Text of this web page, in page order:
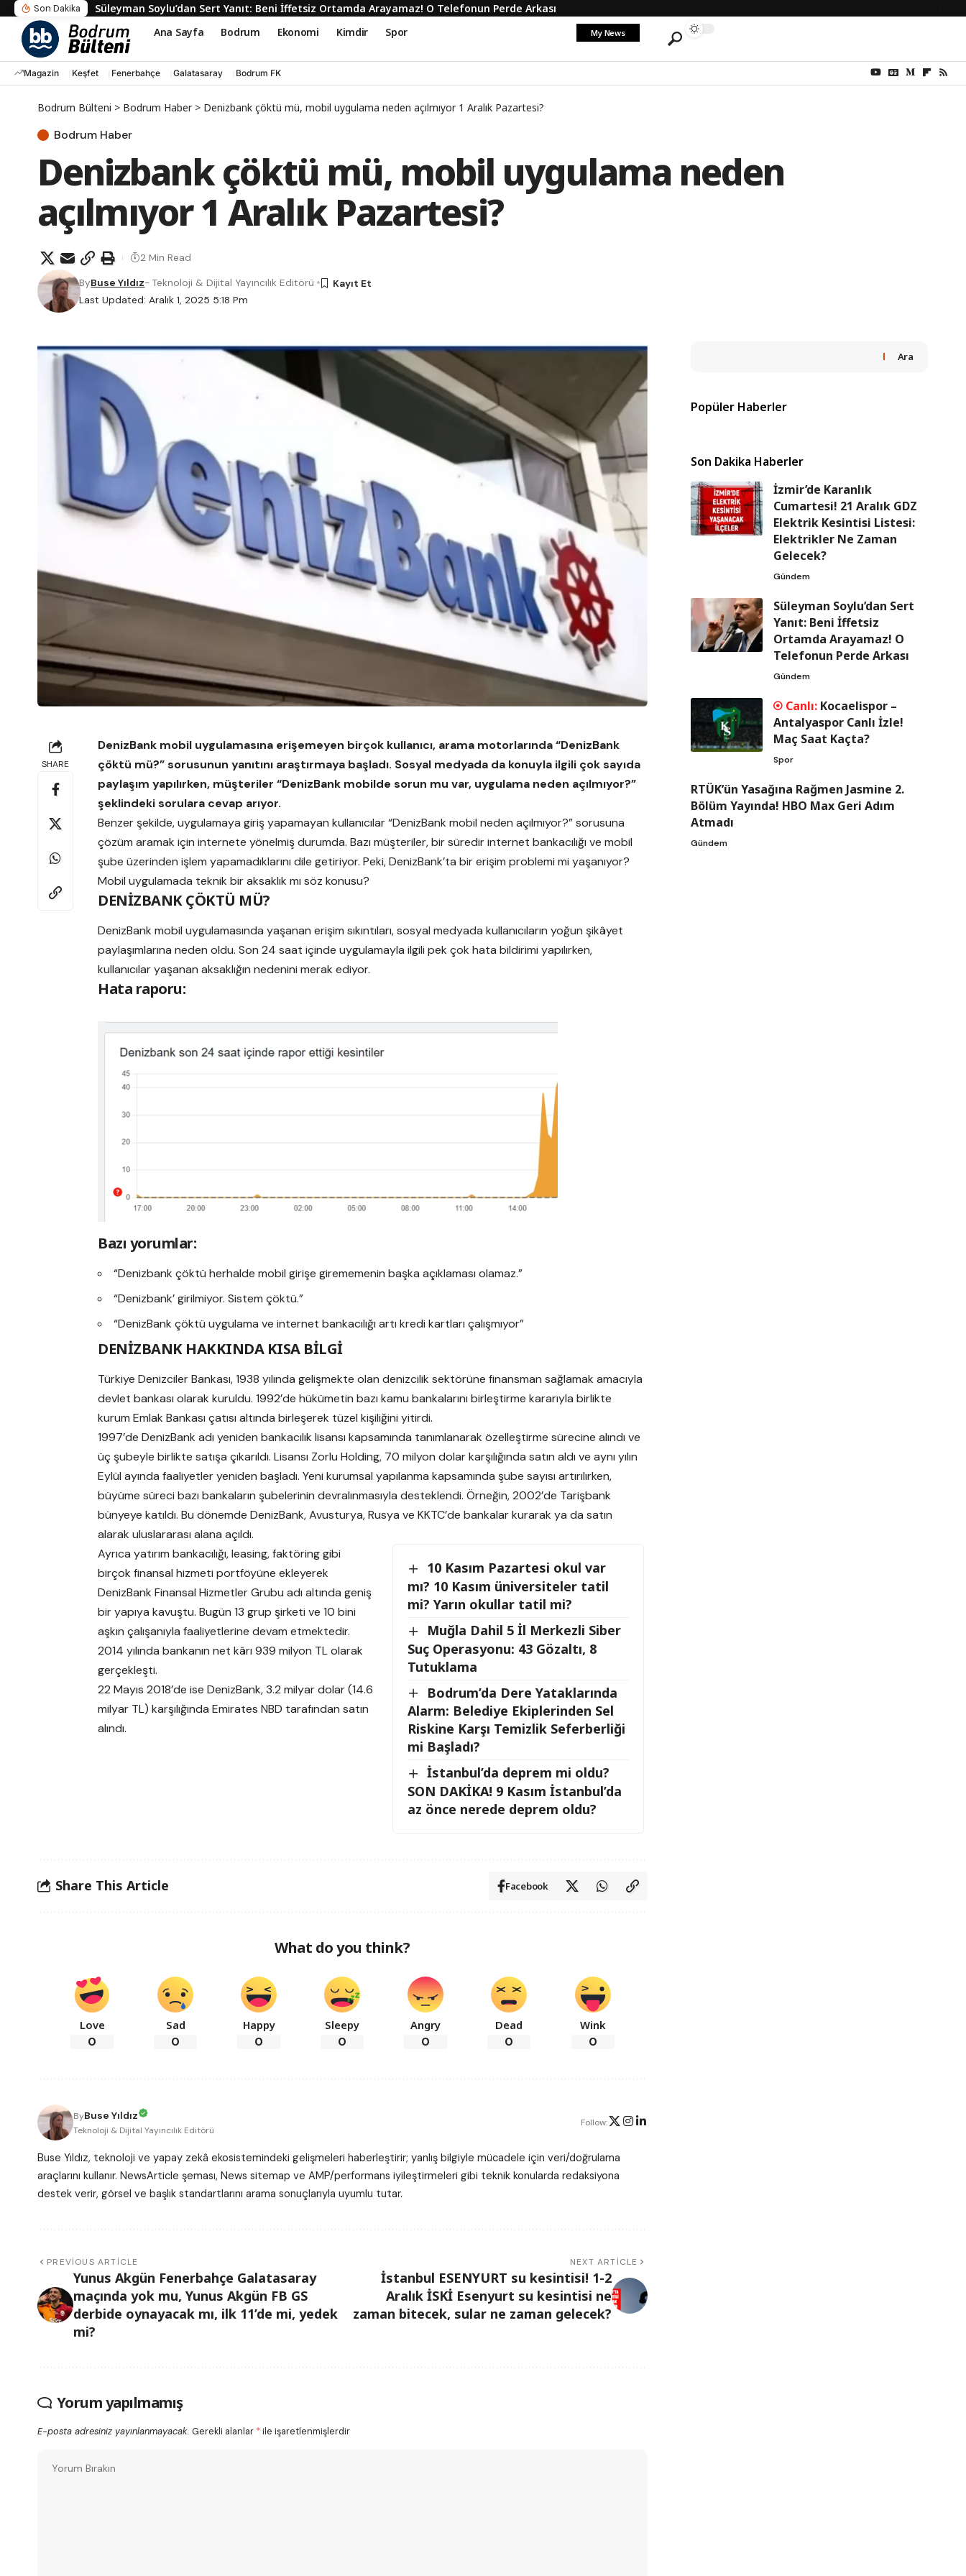
Son Dakika
Süleyman Soylu’dan Sert Yanıt: Beni İffetsiz Ortamda Arayamaz! O Telefonun Perde Arkası
Ana Sayfa
Bodrum Ekonomi Kimdir Spor My News
Magazin Keşfet Fenerbahçe Galatasaray Bodrum FK
Bodrum Bülteni > Bodrum Haber> Denizbank çöktü mü, mobil uygulama neden açılmıyor 1 Aralık Pazartesi?
Bodrum Haber
Denizbank çöktü mü, mobil uygulama neden
açılmıyor 1 Aralık Pazartesi?
Last Updated: Aralık 1, 2025 5:18 Pm
ByBuse Yıldız- Teknoloji & Dijital Yayıncılık Editörü
2 Min Read
SHARE
DenizBank mobil uygulamasına erişemeyen birçok kullanıcı, arama motorlarında “DenizBank
çöktü mü?” sorusunun yanıtını araştırmaya başladı. Sosyal medyada da konuyla ilgili çok sayıda
paylaşım yapılırken, müşteriler “DenizBank mobilde sorun mu var, uygulama neden açılmıyor?”
şeklindeki sorulara cevap arıyor.
Benzer şekilde, uygulamaya giriş yapamayan kullanıcılar “DenizBank mobil neden açılmıyor?” sorusuna
çözüm aramak için internete yönelmiş durumda. Bazı müşteriler, bir süredir internet bankacılığı ve mobil
şube üzerinden işlem yapamadıklarını dile getiriyor. Peki, DenizBank’ta bir erişim problemi mi yaşanıyor?
Mobil uygulamada teknik bir aksaklık mı söz konusu?
DENİZBANK ÇÖKTÜ MÜ?
DenizBank mobil uygulamasında yaşanan erişim sıkıntıları, sosyal medyada kullanıcıların yoğun şikâyet
paylaşımlarına neden oldu. Son 24 saat içinde uygulamayla ilgili pek çok hata bildirimi yapılırken,
kullanıcılar yaşanan aksaklığın nedenini merak ediyor.
Hata raporu:
Bazı yorumlar:
“Denizbank çöktü herhalde mobil girişe girememenin başka açıklaması olamaz.”
“Denizbank’ girilmiyor. Sistem çöktü.”
“DenizBank çöktü uygulama ve internet bankacılığı artı kredi kartları çalışmıyor”
DENİZBANK HAKKINDA KISA BİLGİ
Türkiye Denizciler Bankası, 1938 yılında gelişmekte olan denizcilik sektörüne finansman sağlamak amacıyla
devlet bankası olarak kuruldu. 1992’de hükümetin bazı kamu bankalarını birleştirme kararıyla birlikte
kurum Emlak Bankası çatısı altında birleşerek tüzel kişiliğini yitirdi.
1997’de DenizBank adı yeniden bankacılık lisansı kapsamında tanımlanarak özelleştirme sürecine alındı ve
üç şubeyle birlikte satışa çıkarıldı. Lisansı Zorlu Holding, 70 milyon dolar karşılığında satın aldı ve aynı yılın
Eylül ayında faaliyetler yeniden başladı. Yeni kurumsal yapılanma kapsamında şube sayısı artırılırken,
büyüme süreci bazı bankaların şubelerinin devralınmasıyla desteklendi. Örneğin, 2002’de Tarişbank
bünyeye katıldı. Bu dönemde DenizBank, Avusturya, Rusya ve KKTC’de bankalar kurarak ya da satın
alarak uluslararası alana açıldı.
10 Kasım Pazartesi okul var
mı? 10 Kasım üniversiteler tatil
mi? Yarın okullar tatil mi?
Muğla Dahil 5 İl Merkezli Siber
Suç Operasyonu: 43 Gözaltı, 8
Tutuklama
Bodrum’da Dere Yataklarında
Alarm: Belediye Ekiplerinden Sel
Riskine Karşı Temizlik Seferberliği
mi Başladı?
İstanbul’da deprem mi oldu?
SON DAKİKA! 9 Kasım İstanbul’da
az önce nerede deprem oldu?
Ayrıca yatırım bankacılığı, leasing, faktöring gibi
birçok finansal hizmeti portföyüne ekleyerek
DenizBank Finansal Hizmetler Grubu adı altında geniş
bir yapıya kavuştu. Bugün 13 grup şirketi ve 10 bini
aşkın çalışanıyla faaliyetlerine devam etmektedir.
2014 yılında bankanın net kârı 939 milyon TL olarak
gerçekleşti.
22 Mayıs 2018’de ise DenizBank, 3.2 milyar dolar (14.6
milyar TL) karşılığında Emirates NBD tarafından satın
alındı.
Share This Article Facebook
What do you think?
Love
0
Sad
0
Happy
0
Sleepy
0
Angry
0
Dead
0
Wink
0
ByBuse Yıldız
Teknoloji & Dijital Yayıncılık Editörü
Follow:
Buse Yıldız, teknoloji ve yapay zekâ ekosistemindeki gelişmeleri haberleştirir; yanlış bilgiyle mücadele için veri/doğrulama
araçlarını kullanır. NewsArticle şeması, News sitemap ve AMP/performans iyileştirmeleri gibi teknik konularda redaksiyona
destek verir, görsel ve başlık standartlarını arama sonuçlarıyla uyumlu tutar.
PREVIOUS ARTICLE
Yunus Akgün Fenerbahçe Galatasaray
maçında yok mu, Yunus Akgün FB GS
derbide oynayacak mı, ilk 11’de mi, yedek
mi?
NEXT ARTICLE
İstanbul ESENYURT su kesintisi! 1-2
Aralık İSKİ Esenyurt su kesintisi ne
zaman bitecek, sular ne zaman gelecek?
Yorum yapılmamış
E-posta adresiniz yayınlanmayacak. Gerekli alanlar *ile işaretlenmişlerdir
Ara
Popüler Haberler
Son Dakika Haberler
İzmir’de Karanlık
Cumartesi! 21 Aralık GDZ
Elektrik Kesintisi Listesi:
Elektrikler Ne Zaman
Gelecek?
Gündem
Süleyman Soylu’dan Sert
Yanıt: Beni İffetsiz
Ortamda Arayamaz! O
Telefonun Perde Arkası
Gündem
Kocaelispor –
Antalyaspor Canlı İzle!
Maç Saat Kaçta?
Spor
RTÜK’ün Yasağına Rağmen Jasmine 2.
Bölüm Yayında! HBO Max Geri Adım
Atmadı
Gündem